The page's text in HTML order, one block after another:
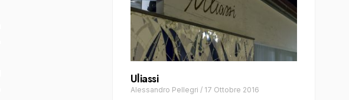
Uliassi
Alessandro Pellegri / 17 Ottobre 2016